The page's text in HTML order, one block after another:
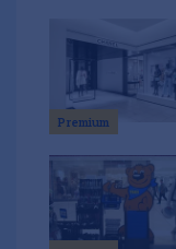
Premium